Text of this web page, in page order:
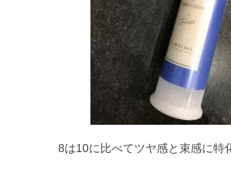
営業時間・アクセス
8は10に比べてツヤ感と束感に特